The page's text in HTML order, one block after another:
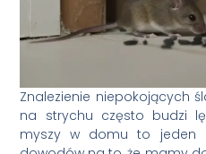
Znalezienie niepokojących
na strychu często budzi
myszy w domu to jeden